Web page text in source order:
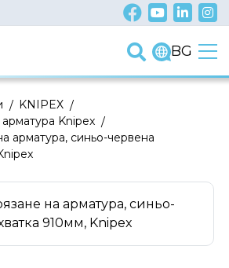
BG
/ /
KNIPEX
/
Knipex
арматура, синьо-червена